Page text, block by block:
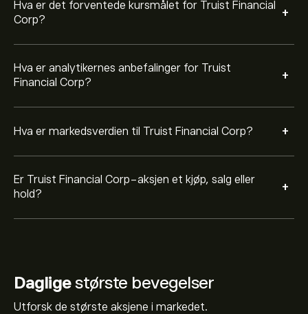
Hva er det forventede kursmålet for Truist Financial
Corp?
+
Hva er analytikernes anbefalinger for Truist
Financial Corp?
+
Hva er markedsverdien til Truist Financial Corp? +
Er Truist Financial Corp-aksjen et kjøp, salg eller
hold?
+
Dagligestørste bevegelser
Utforsk de største aksjene i markedet.